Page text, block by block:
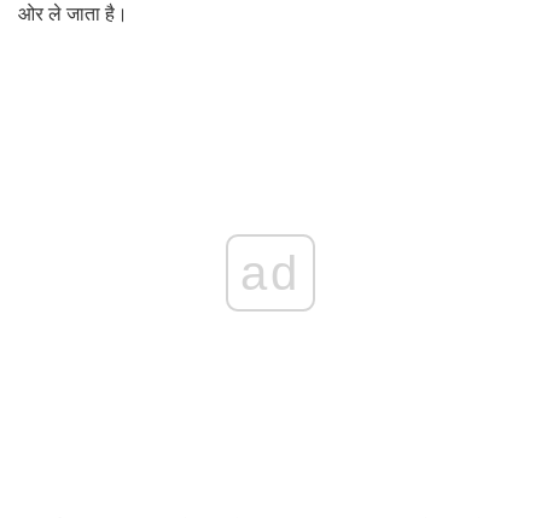
ओर ले जाता है।
ad